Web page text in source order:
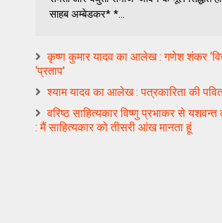
साहब अम्बेडकर* *...
कृष्ण कुमार यादव का आलेख : गणेश शंकर
‘प्रताप'
श्याम यादव का आलेख : पत्रकारिता की
वरिष्ठ साहित्यकार विष्णु प्रभाकर से यशवन्त
: मैं साहित्यकार को तीसरी आंख मानता हूं